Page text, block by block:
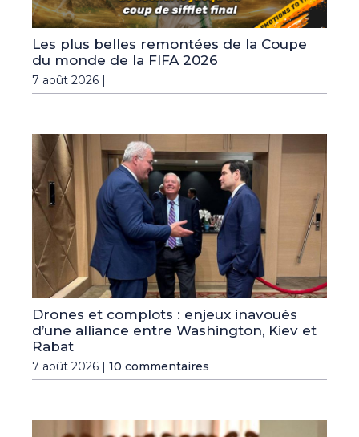
Les plus belles remontées de la Coupe
du monde de la FIFA 2026
7 août 2026 |
Drones et complots : enjeux inavoués
d’une alliance entre Washington, Kiev et
Rabat
7 août 2026 | 10 commentaires